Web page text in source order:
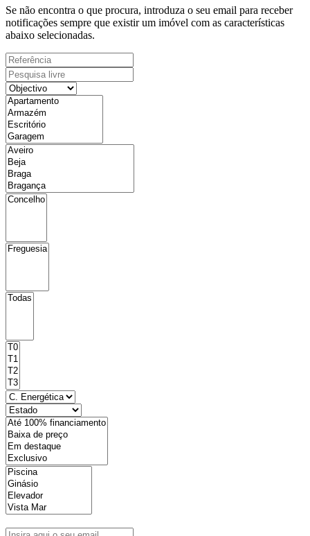
Se não encontra o que procura, introduza o seu email para receber
notificações sempre que existir um imóvel com as características
abaixo selecionadas.